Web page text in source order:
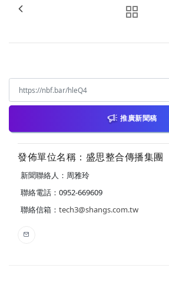
推廣新聞稿
發佈單位名稱：盛思整合傳播集團
新聞聯絡人：周雅玲
聯絡電話：0952-669609
聯絡信箱： tech3@shangs.com.tw